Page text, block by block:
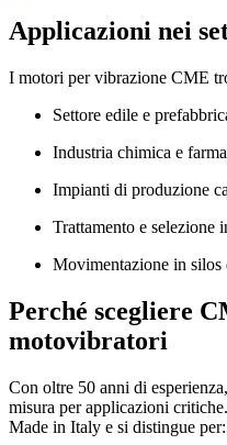
Applicazioni nei
I motori per vibrazione CME
Settore edile e
Industria chimica e
Impianti di produzione
Trattamento e selezione
Movimentazione in silos
Perché scegliere
motovibratori
Con oltre 50 anni di
misura per applicazioni
Made in Italy e si distingue per: